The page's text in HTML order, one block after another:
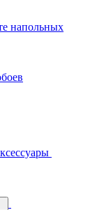
напольных